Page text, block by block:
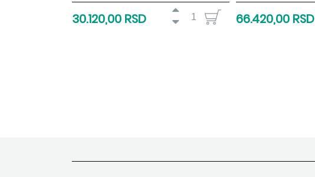
30.120,00 RSD 66.420,00 RSD